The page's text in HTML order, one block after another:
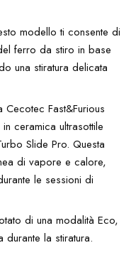
modello ti consente di
ferro da stiro in base
una stiratura delicata
Cecotec Fast&Furious
ceramica ultrasottile
Slide Pro. Questa
di vapore e calore,
le sessioni di
di una modalità Eco,
la stiratura.